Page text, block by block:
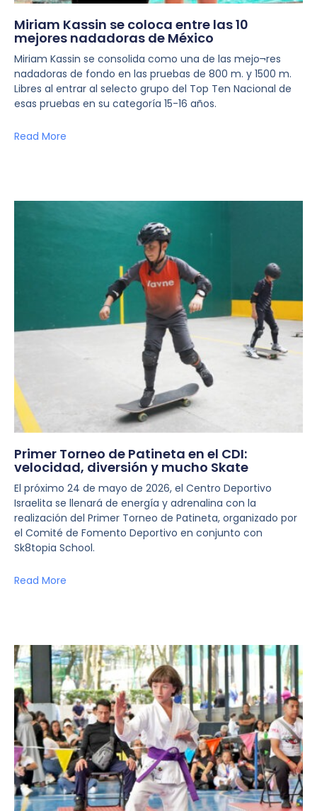
Miriam Kassin se coloca entre las 10
mejores nadadoras de México
Miriam Kassin se consolida como una de las mejo¬res
nadadoras de fondo en las pruebas de 800 m. y 1500 m.
Libres al entrar al selecto grupo del Top Ten Nacional de
esas pruebas en su categoría 15-16 años.
Read More
Primer Torneo de Patineta en el CDI:
velocidad, diversión y mucho Skate
El próximo 24 de mayo de 2026, el Centro Deportivo
Israelita se llenará de energía y adrenalina con la
realización del Primer Torneo de Patineta, organizado por
el Comité de Fomento Deportivo en conjunto con
Sk8topia School.
Read More